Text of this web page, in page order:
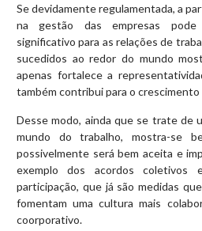
Se devidamente regulamentada, a
na gestão das empresas pode
significativo para as relações de
sucedidos ao redor do mundo
apenas fortalece a
também contribui para o
Desse modo, ainda que se trate de
mundo do trabalho, mostra-se
possivelmente será bem aceita e
exemplo dos acordos coletivos
participação, que já são medidas
fomentam uma cultura mais
coorporativo.